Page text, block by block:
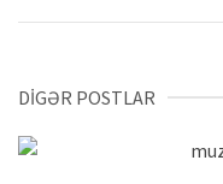
DİGƏR POSTLAR